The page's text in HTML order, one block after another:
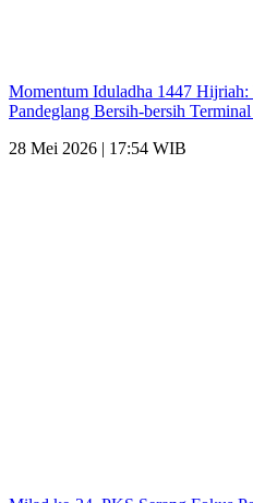
Momentum Iduladha 1447
Pandeglang Bersih-bersih
28 Mei 2026 | 17:54 WIB